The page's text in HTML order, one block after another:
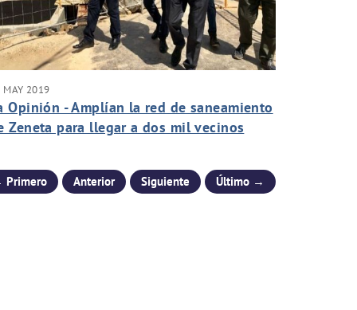
MAY 2019
Opinión - Amplían la red de saneamiento
Zeneta para llegar a dos mil vecinos
Anterior Siguiente Último →